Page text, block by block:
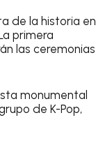
de la historia en
primera
las ceremonias
monumental
de K-Pop,